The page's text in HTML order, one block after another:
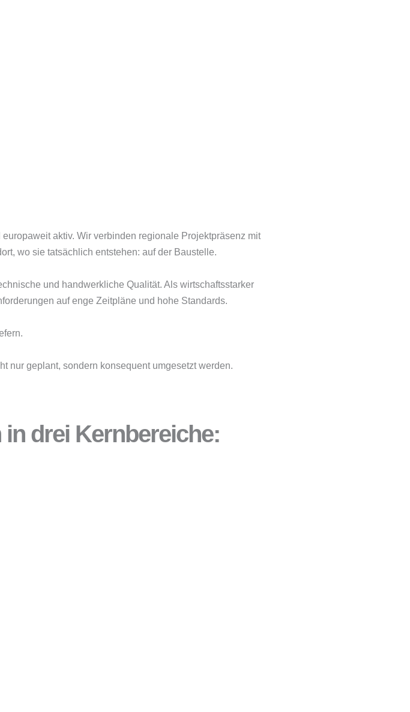
aktiv. Wir verbinden regionale Projektpräsenz mit
wo sie tatsächlich entstehen: auf der Baustelle.
und handwerkliche Qualität. Als wirtschaftsstarker
auf enge Zeitpläne und hohe Standards.
nur geplant, sondern konsequent umgesetzt werden.
drei Kernbereiche: